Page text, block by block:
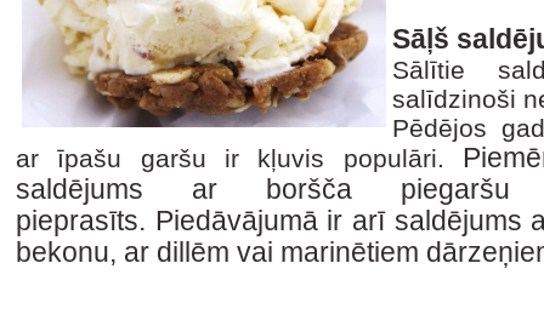
Sāļš
Sālītie
salīdzinoši
Pēdējos
ar īpašu garšu ir kļuvis populāri.
saldējums ar boršča
pieprasīts. Piedāvājumā ir arī saldējums
bekonu, ar dillēm vai marinētiem